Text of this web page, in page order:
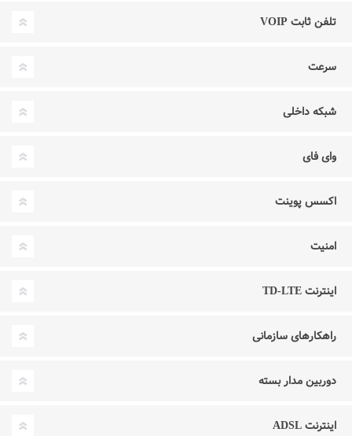
تلفن ثابت VOIP
سرعت
شبکه داخلی
وای فای
اکسس پوینت
امنیت
اینترنت TD-LTE
راهکارهای سازمانی
دوربین مدار بسته
اینترنت ADSL